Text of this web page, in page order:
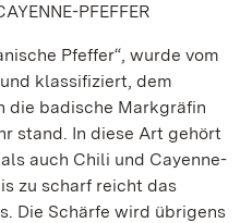
PFEFFER
Pfeffer“, wurde vom
klassifiziert, dem
die badische Markgräfin
stand. In diese Art gehört
auch Chili und Cayenne-
zu scharf reicht das
Die Schärfe wird übrigens